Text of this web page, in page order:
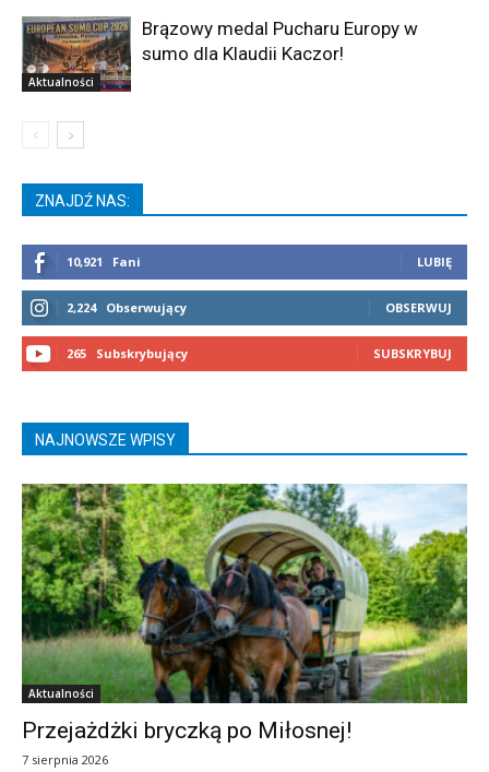
Aktualności
Brązowy medal Pucharu Europy w
sumo dla Klaudii Kaczor!
ZNAJDŹ NAS:
10,921 Fani LUBIĘ
2,224 Obserwujący OBSERWUJ
265 Subskrybujący SUBSKRYBUJ
NAJNOWSZE WPISY
Aktualności
Przejażdżki bryczką po Miłosnej!
7 sierpnia 2026